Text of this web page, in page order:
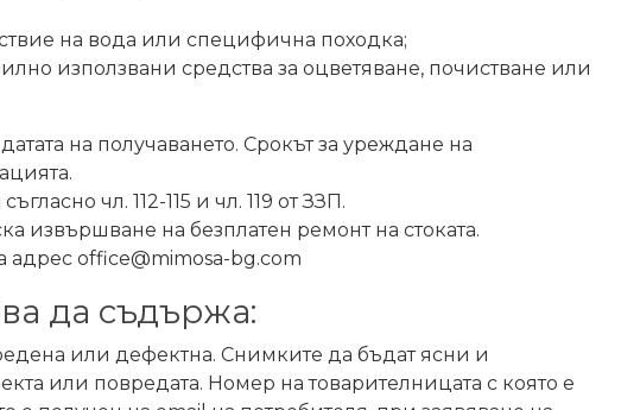
на вода или специфична походка;
използвани средства за оцветяване, почистване или
на получаването. Срокът за уреждане на
чл. 112-115 и чл. 119 от ЗЗП.
извършване на безплатен ремонт на стоката.
адрес office@mimosa-bg.com
да съдържа:
или дефектна. Снимките да бъдат ясни и
или повредата. Номер на товарителницата с която е